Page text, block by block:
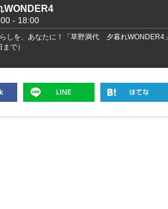
- 18:00
しを、あなたに！「草野満代 夕暮れWONDER4」
で）